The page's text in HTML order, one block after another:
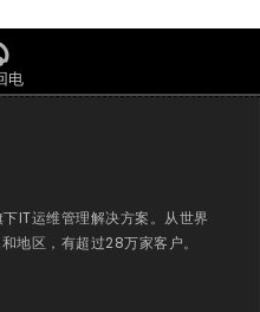
电
运维管理解决方案。从世界
地区，有超过28万家客户。